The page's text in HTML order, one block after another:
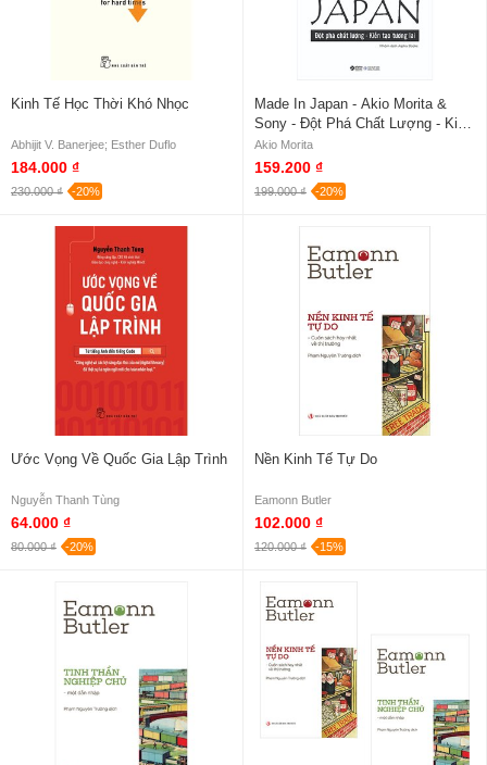
Kinh Tế Học Thời Khó Nhọc
Abhijit V. Banerjee; Esther Duflo
184.000 ₫
230.000 ₫ -20%
Made In Japan - Akio Morita &
Sony - Đột Phá Chất Lượng - Kiến
Tạo Tương Lai
Akio Morita
159.200 ₫
199.000 ₫ -20%
Ước Vọng Về Quốc Gia Lập Trình
Nguyễn Thanh Tùng
64.000 ₫
80.000 ₫ -20%
Nền Kinh Tế Tự Do
Eamonn Butler
102.000 ₫
120.000 ₫ -15%